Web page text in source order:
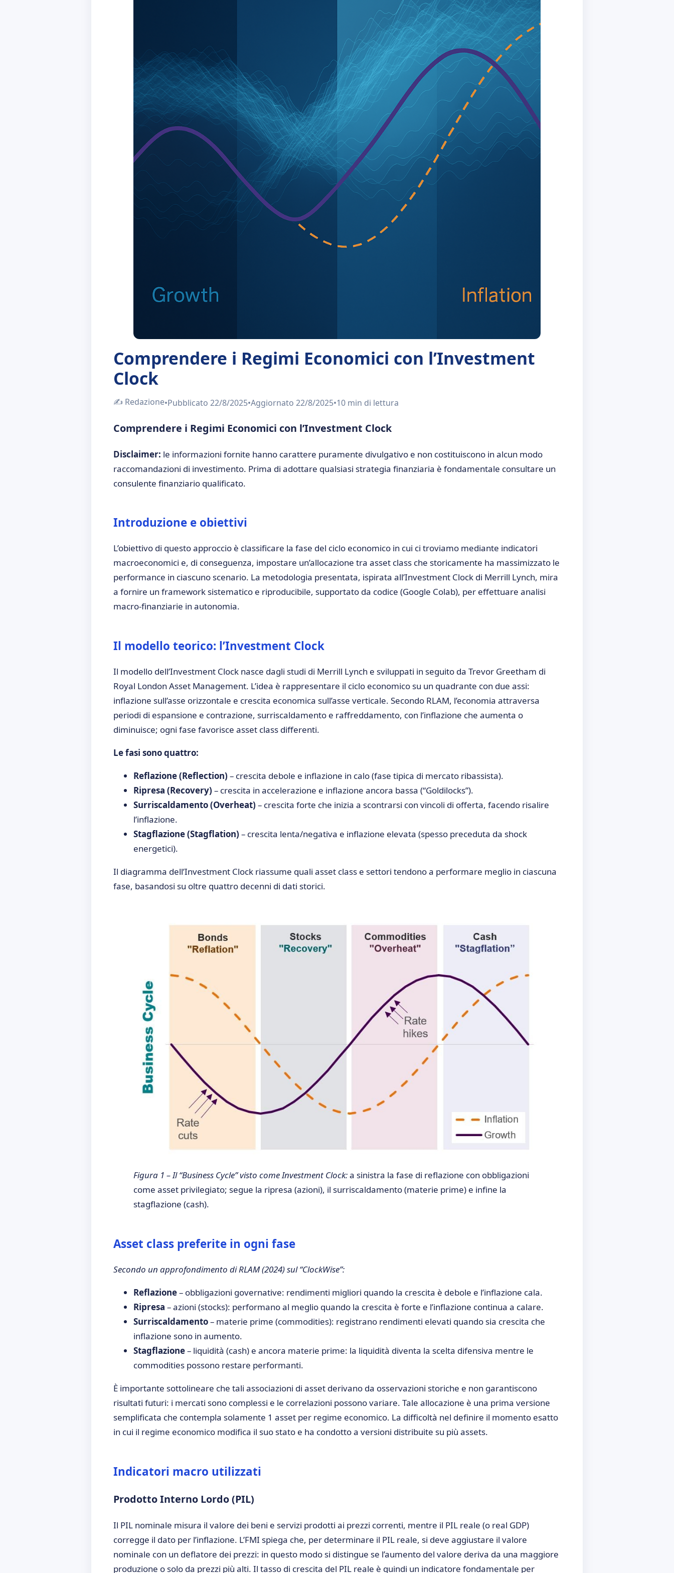
Comprendere i Regimi Economici con l’Investment
Clock
✍️ Redazione•Pubblicato 22/8/2025•Aggiornato 22/8/2025•10 min di lettura
Comprendere i Regimi Economici con l’Investment Clock
Disclaimer: le informazioni fornite hanno carattere puramente divulgativo e non costituiscono in alcun modo
raccomandazioni di investimento. Prima di adottare qualsiasi strategia finanziaria è fondamentale consultare un
consulente finanziario qualificato.
Introduzione e obiettivi
L’obiettivo di questo approccio è classificare la fase del ciclo economico in cui ci troviamo mediante indicatori
macroeconomici e, di conseguenza, impostare un’allocazione tra asset class che storicamente ha massimizzato le
performance in ciascuno scenario. La metodologia presentata, ispirata all’Investment Clock di Merrill Lynch, mira
a fornire un framework sistematico e riproducibile, supportato da codice (Google Colab), per effettuare analisi
macro-finanziarie in autonomia.
Il modello teorico: l’Investment Clock
Il modello dell’Investment Clock nasce dagli studi di Merrill Lynch e sviluppati in seguito da Trevor Greetham di
Royal London Asset Management. L’idea è rappresentare il ciclo economico su un quadrante con due assi:
inflazione sull’asse orizzontale e crescita economica sull’asse verticale. Secondo RLAM, l’economia attraversa
periodi di espansione e contrazione, surriscaldamento e raffreddamento, con l’inflazione che aumenta o
diminuisce; ogni fase favorisce asset class differenti.
Le fasi sono quattro:
Reflazione (Reflection) – crescita debole e inflazione in calo (fase tipica di mercato ribassista).
Ripresa (Recovery) – crescita in accelerazione e inflazione ancora bassa (“Goldilocks”).
Surriscaldamento (Overheat) – crescita forte che inizia a scontrarsi con vincoli di offerta, facendo risalire
l’inflazione.
Stagflazione (Stagflation) – crescita lenta/negativa e inflazione elevata (spesso preceduta da shock
energetici).
Il diagramma dell’Investment Clock riassume quali asset class e settori tendono a performare meglio in ciascuna
fase, basandosi su oltre quattro decenni di dati storici.
Figura 1 – Il “Business Cycle” visto come Investment Clock:a sinistra la fase di reflazione con obbligazioni
come asset privilegiato; segue la ripresa (azioni), il surriscaldamento (materie prime) e infine la
stagflazione (cash).
Asset class preferite in ogni fase
Secondo un approfondimento di RLAM (2024) sul “ClockWise”:
Reflazione– obbligazioni governative: rendimenti migliori quando la crescita è debole e l’inflazione cala.
Ripresa – azioni (stocks): performano al meglio quando la crescita è forte e l’inflazione continua a calare.
Surriscaldamento– materie prime (commodities): registrano rendimenti elevati quando sia crescita che
inflazione sono in aumento.
Stagflazione– liquidità (cash) e ancora materie prime: la liquidità diventa la scelta difensiva mentre le
commodities possono restare performanti.
È importante sottolineare che tali associazioni di asset derivano da osservazioni storiche e non garantiscono
risultati futuri: i mercati sono complessi e le correlazioni possono variare. Tale allocazione è una prima versione
semplificata che contempla solamente 1 asset per regime economico. La difficoltà nel definire il momento esatto
in cui il regime economico modifica il suo stato e ha condotto a versioni distribuite su più assets.
Indicatori macro utilizzati
Prodotto Interno Lordo (PIL)
Il PIL nominale misura il valore dei beni e servizi prodotti ai prezzi correnti, mentre il PIL reale (o real GDP)
corregge il dato per l’inflazione. L’FMI spiega che, per determinare il PIL reale, si deve aggiustare il valore
nominale con un deflatore dei prezzi: in questo modo si distingue se l’aumento del valore deriva da una maggiore
produzione o solo da prezzi più alti. Il tasso di crescita del PIL reale è quindi un indicatore fondamentale per